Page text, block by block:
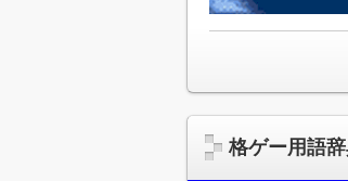
格ゲー用語辞